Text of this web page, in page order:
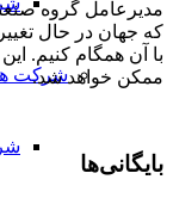
شرکت
مدیرعامل گروه
که جهان در حال تغییر
با آن همگام کنیم.
ممکن خواهد شد.
بایگانی‌ها